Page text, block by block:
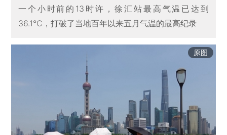
一个小时前的13时许，徐汇站最高气温已达到
36.1℃，打破了当地百年以来五月气温的最高纪录
原图